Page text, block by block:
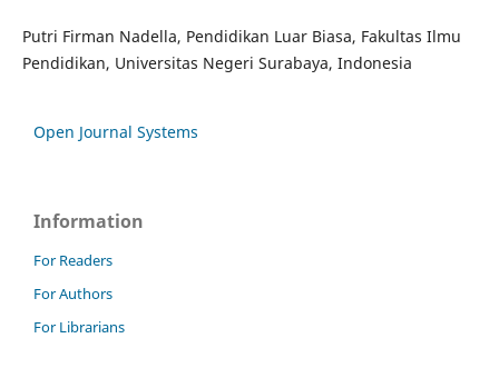
Putri Firman Nadella, Pendidikan Luar Biasa, Fakultas Ilmu
Pendidikan, Universitas Negeri Surabaya, Indonesia
Open Journal Systems
Information
For Readers
For Authors
For Librarians